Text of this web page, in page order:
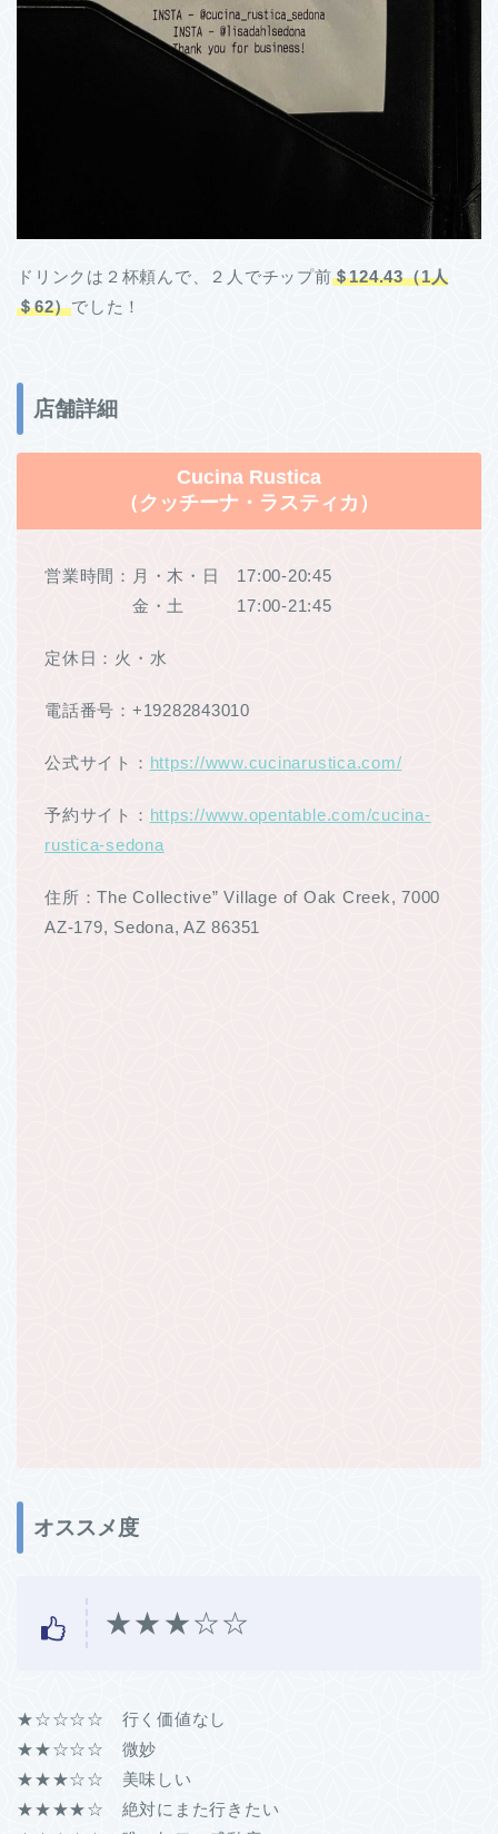
ドリンクは２杯頼んで、２人でチップ前＄124.43（1人
＄62）でした！
店舗詳細
Cucina Rustica
（クッチーナ・ラスティカ）
営業時間：月・木・日 17:00-20:45
金・土 17:00-21:45
定休日：火・水
電話番号：+19282843010
公式サイト： https://www.cucinarustica.com/
予約サイト： https://www.opentable.com/cucina-
rustica-sedona
住所：The Collective” Village of Oak Creek, 7000
AZ-179, Sedona, AZ 86351
オススメ度
★★★☆☆
★☆☆☆☆ 行く価値なし
★★☆☆☆ 微妙
★★★☆☆ 美味しい
★★★★☆ 絶対にまた行きたい